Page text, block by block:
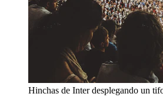
Hinchas de Inter desplegando un